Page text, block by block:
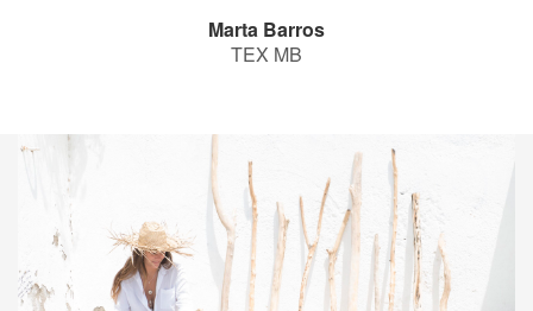
Marta Barros
TEX MB